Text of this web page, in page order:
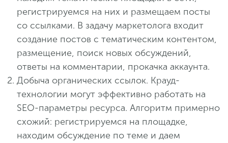
регистрируемся на них и размещаем посты
со ссылками. В задачу маркетолога входит
создание постов с тематическим контентом,
размещение, поиск новых обсуждений,
ответы на комментарии, прокачка аккаунта.
Добыча органических ссылок. Крауд-
технологии могут эффективно работать на
SEO-параметры ресурса. Алгоритм примерно
схожий: регистрируемся на площадке,
находим обсуждение по теме и даем